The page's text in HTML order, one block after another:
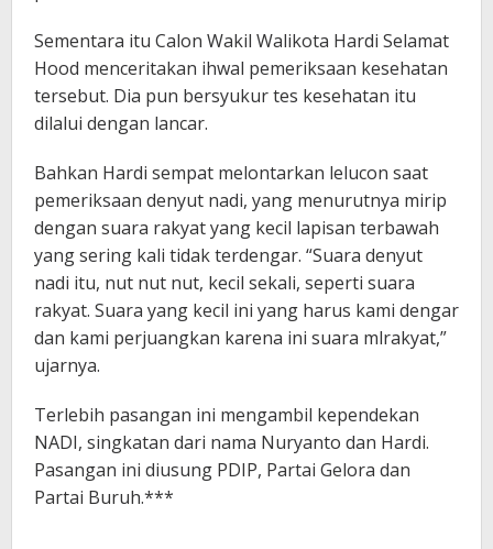
Sementara itu Calon Wakil Walikota Hardi Selamat
Hood menceritakan ihwal pemeriksaan kesehatan
tersebut. Dia pun bersyukur tes kesehatan itu
dilalui dengan lancar.
Bahkan Hardi sempat melontarkan lelucon saat
pemeriksaan denyut nadi, yang menurutnya mirip
dengan suara rakyat yang kecil lapisan terbawah
yang sering kali tidak terdengar. “Suara denyut
nadi itu, nut nut nut, kecil sekali, seperti suara
rakyat. Suara yang kecil ini yang harus kami dengar
dan kami perjuangkan karena ini suara mlrakyat,”
ujarnya.
Terlebih pasangan ini mengambil kependekan
NADI, singkatan dari nama Nuryanto dan Hardi.
Pasangan ini diusung PDIP, Partai Gelora dan
Partai Buruh.***